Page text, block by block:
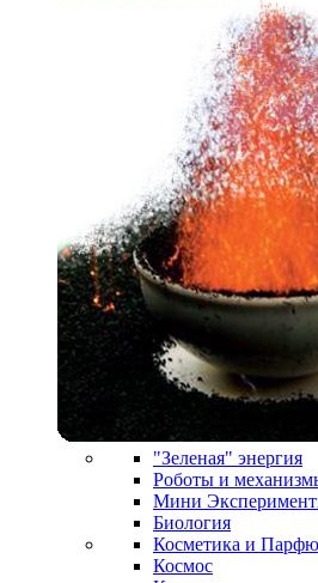
"Зеленая" энергия
Роботы и
Мини
Биология
Косметика и
Космос